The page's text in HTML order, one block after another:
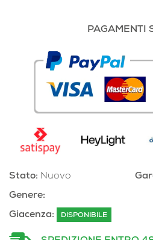
PAGAMENTI
Stato: Nuovo
Genere:
Giacenza: DISPONIBILE